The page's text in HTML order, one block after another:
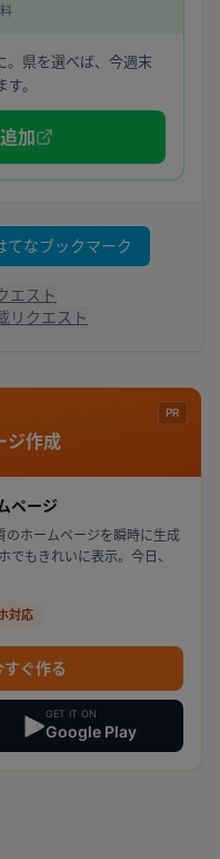
。県を選べば、今週末
。
加
てなブックマーク
エスト
リクエスト
PR
ジ作成
ページ
のホームページを瞬時に生成
でもきれいに表示。今日、
対応
ぐ作る
GET IT ON
Google Play